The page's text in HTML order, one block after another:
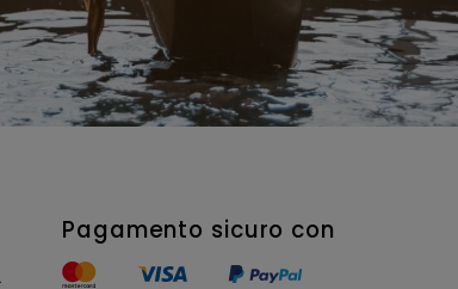
Pagamento sicuro con